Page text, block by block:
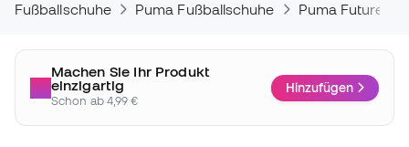
Fußballschuhe Puma Fußballschuhe Puma Future
Machen Sie Ihr Produkt
einzigartig
Schon ab 4,99 €
Hinzufügen